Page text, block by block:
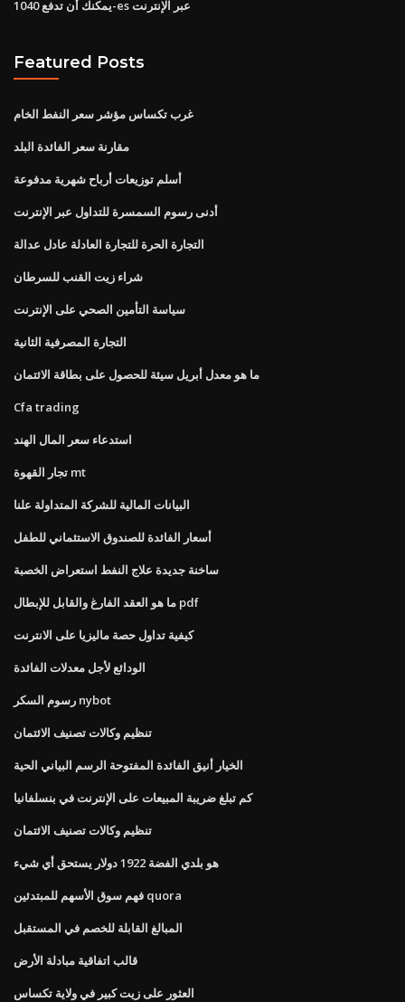
يمكنك أن تدفع 1040-es عبر الإنترنت
Featured Posts
غرب تكساس مؤشر سعر النفط الخام
مقارنة سعر الفائدة البلد
أسلم توزيعات أرباح شهرية مدفوعة
أدنى رسوم السمسرة للتداول عبر الإنترنت
التجارة الحرة للتجارة العادلة عادل عدالة
شراء زيت القنب للسرطان
سياسة التأمين الصحي على الإنترنت
التجارة المصرفية الثانية
ما هو معدل أبريل سيئة للحصول على بطاقة الائتمان
Cfa trading
استدعاء سعر المال الهند
تجار القهوة mt
البيانات المالية للشركة المتداولة علنا
أسعار الفائدة للصندوق الاستئماني للطفل
ساخنة جديدة علاج النفط استعراض الخصبة
ما هو العقد الفارغ والقابل للإبطال pdf
كيفية تداول حصة ماليزيا على الانترنت
الودائع لأجل معدلات الفائدة
رسوم السكر nybot
تنظيم وكالات تصنيف الائتمان
الخيار أنيق الفائدة المفتوحة الرسم البياني الحية
كم تبلغ ضريبة المبيعات على الإنترنت في بنسلفانيا
تنظيم وكالات تصنيف الائتمان
هو بلدي الفضة 1922 دولار يستحق أي شيء
فهم سوق الأسهم للمبتدئين quora
المبالغ القابلة للخصم في المستقبل
قالب اتفاقية مبادلة الأرض
العثور على زيت كبير في ولاية تكساس